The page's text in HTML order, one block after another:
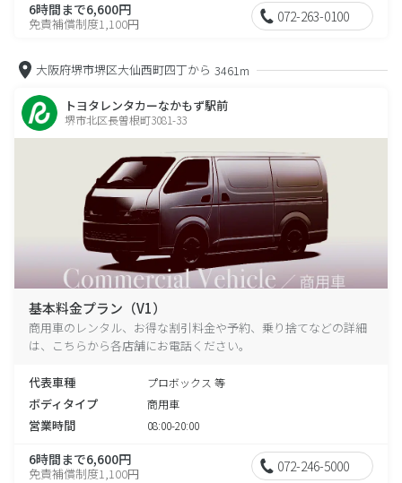
6時間まで6,600円
免責補償制度1,100円 072-263-0100
大阪府堺市堺区大仙西町四丁から 3461m
トヨタレンタカーなかもず駅前
堺市北区長曽根町3081-33
基本料金プラン（V1）
商用車のレンタル、お得な割引料金や予約、乗り捨てなどの詳細
は、こちらから各店舗にお電話ください。
代表車種 プロボックス 等
ボディタイプ 商用車
営業時間 08:00-20:00
6時間まで6,600円
免責補償制度1,100円 072-246-5000